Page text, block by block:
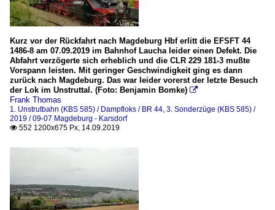
Kurz vor der Rückfahrt nach Magdeburg Hbf erlitt die EFSFT 44
1486-8 am 07.09.2019 im Bahnhof Laucha leider einen Defekt. Die
Abfahrt verzögerte sich erheblich und die CLR 229 181-3 mußte
Vorspann leisten. Mit geringer Geschwindigkeit ging es dann
zurück nach Magdeburg. Das war leider vorerst der letzte Besuch
der Lok im Unstruttal. (Foto: Benjamin Bomke) 
Frank Thomas
1. Unstrutbahn (KBS 585) / Dampfloks / BR 44, 3. Sonderzüge (KBS 585) /
2019 / 09-07 Magdeburg - Karsdorf
 552 1200x675 Px, 14.09.2019